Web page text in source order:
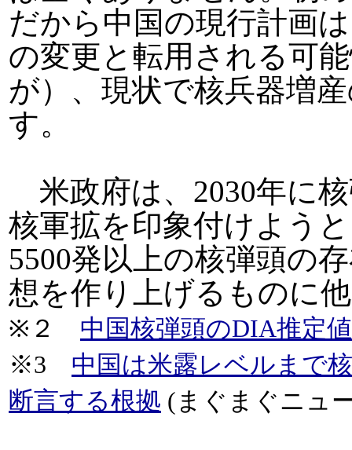
だから中国の現行計画
の変更と転用される可
が）、現状で核兵器増
す。
米政府は、2030年に
核軍拡を印象付けよう
5500発以上の核弾頭の
想を作り上げるものに
※２ 中国核弾頭のDIA推定
※3 中国は米露レベルまで
断言する根拠 (まぐまぐニュ